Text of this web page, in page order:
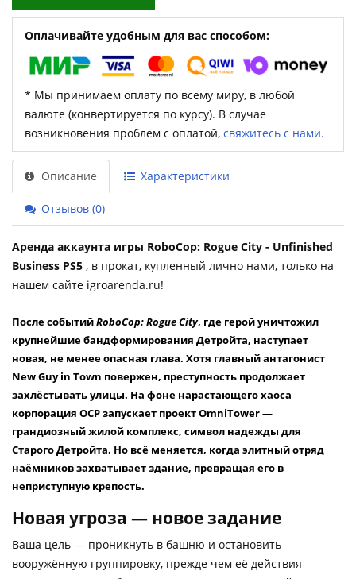
Оплачивайте удобным для вас способом:
* Мы принимаем оплату по всему миру, в любой
валюте (конвертируется по курсу). В случае
возникновения проблем с оплатой, свяжитесь с нами.
Описание Характеристики
Отзывов (0)
Аренда аккаунта игры RoboCop: Rogue City - Unfinished
Business PS5 , в прокат, купленный лично нами, только на
нашем сайте igroarenda.ru!
После событийRoboCop: Rogue City, где герой уничтожил
крупнейшие бандформирования Детройта, наступает
новая, не менее опасная глава. Хотя главный антагонист
New Guy in Town повержен, преступность продолжает
захлёстывать улицы. На фоне нарастающего хаоса
корпорация OCP запускает проект OmniTower —
грандиозный жилой комплекс, символ надежды для
Старого Детройта. Но всё меняется, когда элитный отряд
наёмников захватывает здание, превращая его в
неприступную крепость.
Новая угроза — новое задание
Ваша цель — проникнуть в башню и остановить
вооружённую группировку, прежде чем её действия